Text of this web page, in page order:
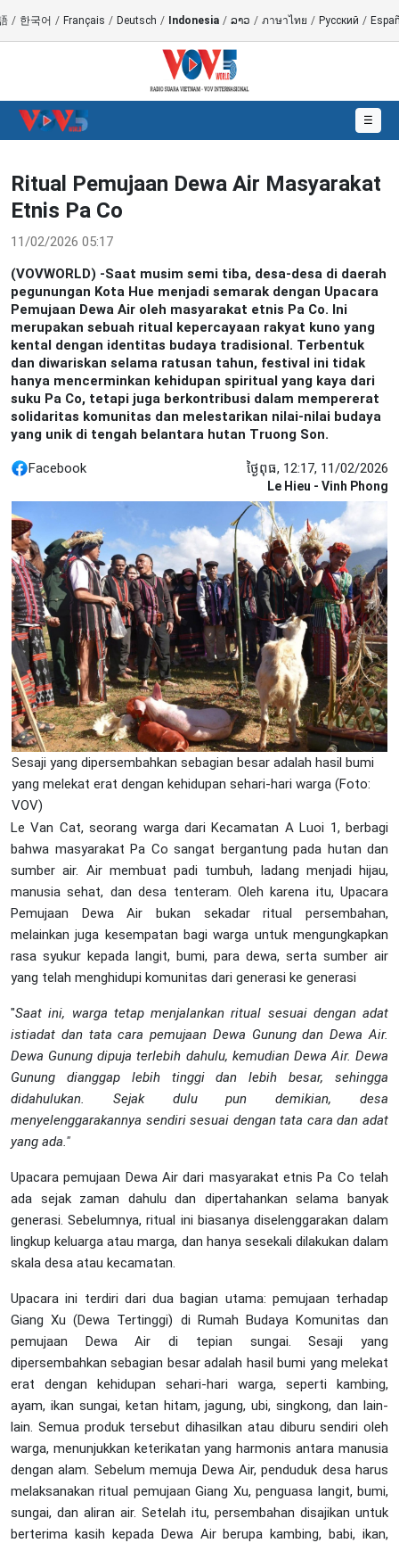
/ 한국어 / Français / Deutsch / Indonesia / ລາວ / ภาษาไทย / Русский /
☰
Ritual Pemujaan Dewa Air Masyarakat
Etnis Pa Co
11/02/2026 05:17
(VOVWORLD) -Saat musim semi tiba, desa-desa di daerah
pegunungan Kota Hue menjadi semarak dengan Upacara
Pemujaan Dewa Air oleh masyarakat etnis Pa Co. Ini
merupakan sebuah ritual kepercayaan rakyat kuno yang
kental dengan identitas budaya tradisional. Terbentuk
dan diwariskan selama ratusan tahun, festival ini tidak
hanya mencerminkan kehidupan spiritual yang kaya dari
suku Pa Co, tetapi juga berkontribusi dalam mempererat
solidaritas komunitas dan melestarikan nilai-nilai budaya
yang unik di tengah belantara hutan Truong Son.
Facebook ថ្ងៃពុធ, 12:17, 11/02/2026
Le Hieu - Vinh Phong
Sesaji yang dipersembahkan sebagian besar adalah hasil bumi
yang melekat erat dengan kehidupan sehari-hari warga (Foto:
VOV)
Le Van Cat, seorang warga dari Kecamatan A Luoi 1, berbagi
bahwa masyarakat Pa Co sangat bergantung pada hutan dan
sumber air. Air membuat padi tumbuh, ladang menjadi hijau,
manusia sehat, dan desa tenteram. Oleh karena itu, Upacara
Pemujaan Dewa Air bukan sekadar ritual persembahan,
melainkan juga kesempatan bagi warga untuk mengungkapkan
rasa syukur kepada langit, bumi, para dewa, serta sumber air
yang telah menghidupi komunitas dari generasi ke generasi
"Saat ini, warga tetap menjalankan ritual sesuai dengan adat
istiadat dan tata cara pemujaan Dewa Gunung dan Dewa Air.
Dewa Gunung dipuja terlebih dahulu, kemudian Dewa Air. Dewa
Gunung dianggap lebih tinggi dan lebih besar, sehingga
didahulukan. Sejak dulu pun demikian, desa
menyelenggarakannya sendiri sesuai dengan tata cara dan adat
yang ada."
Upacara pemujaan Dewa Air dari masyarakat etnis Pa Co telah
ada sejak zaman dahulu dan dipertahankan selama banyak
generasi. Sebelumnya, ritual ini biasanya diselenggarakan dalam
lingkup keluarga atau marga, dan hanya sesekali dilakukan dalam
skala desa atau kecamatan.
Upacara ini terdiri dari dua bagian utama: pemujaan terhadap
Giang Xu (Dewa Tertinggi) di Rumah Budaya Komunitas dan
pemujaan Dewa Air di tepian sungai. Sesaji yang
dipersembahkan sebagian besar adalah hasil bumi yang melekat
erat dengan kehidupan sehari-hari warga, seperti kambing,
ayam, ikan sungai, ketan hitam, jagung, ubi, singkong, dan lain-
lain. Semua produk tersebut dihasilkan atau diburu sendiri oleh
warga, menunjukkan keterikatan yang harmonis antara manusia
dengan alam. Sebelum memuja Dewa Air, penduduk desa harus
melaksanakan ritual pemujaan Giang Xu, penguasa langit, bumi,
sungai, dan aliran air. Setelah itu, persembahan disajikan untuk
berterima kasih kepada Dewa Air berupa kambing, babi, ikan,